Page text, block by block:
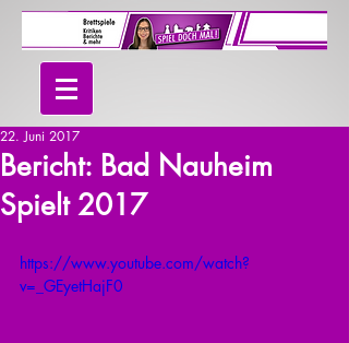
Bericht: Bad Nauheim
Spielt 2017
22. Juni 2017
https://www.youtube.com/watch?
v=_GEyetHajF0